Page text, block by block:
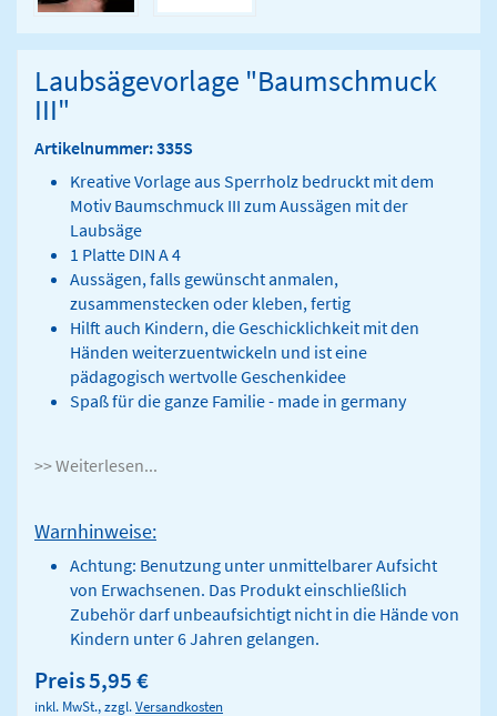
Laubsägevorlage "Baumschmuck
III"
Artikelnummer: 335S
Kreative Vorlage aus Sperrholz bedruckt mit dem
Motiv Baumschmuck III zum Aussägen mit der
Laubsäge
1 Platte DIN A 4
Aussägen, falls gewünscht anmalen,
zusammenstecken oder kleben, fertig
Hilft auch Kindern, die Geschicklichkeit mit den
Händen weiterzuentwickeln und ist eine
pädagogisch wertvolle Geschenkidee
Spaß für die ganze Familie - made in germany
>> Weiterlesen...
Warnhinweise:
Achtung: Benutzung unter unmittelbarer Aufsicht
von Erwachsenen. Das Produkt einschließlich
Zubehör darf unbeaufsichtigt nicht in die Hände von
Kindern unter 6 Jahren gelangen.
Preis5,95 €
inkl. MwSt., zzgl.Versandkosten